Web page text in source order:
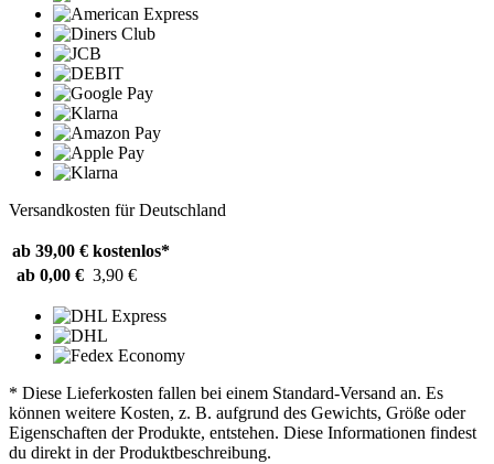
Versandkosten für Deutschland
ab 39,00 € kostenlos*
ab 0,00 € 3,90 €
* Diese Lieferkosten fallen bei einem Standard-Versand an. Es
können weitere Kosten, z. B. aufgrund des Gewichts, Größe oder
Eigenschaften der Produkte, entstehen. Diese Informationen findest
du direkt in der Produktbeschreibung.